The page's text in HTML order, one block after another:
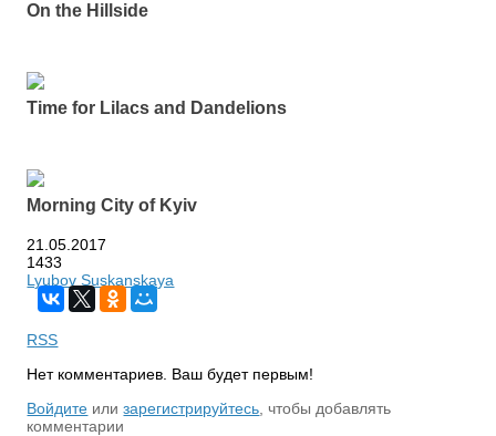
On the Hillside
Time for Lilacs and Dandelions
Morning City of Kyiv
21.05.2017
1433
Lyubov Suskanskaya
RSS
Нет комментариев. Ваш будет первым!
Войдите илизарегистрируйтесь , чтобы добавлять
комментарии